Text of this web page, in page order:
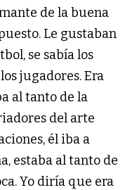
de la buena
Le gustaban
se sabía los
jugadores. Era
al tanto de la
del arte
él iba a
estaba al tanto de
Yo diría que era